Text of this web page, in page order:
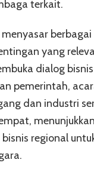
terkait.
yang
dialog
pemerintah,
dan industri
regional